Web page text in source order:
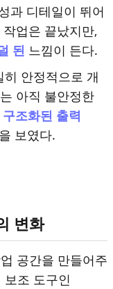
과 디테일이 뛰어
업은 끝났지만,
된 느낌이 든다.
안정적으로 개
아직 불안정한
조화된 출력
보였다.
변화
공간을 만들어주
보조 도구인